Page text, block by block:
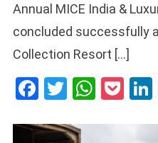
Annual MICE India &
concluded successfully
Collection Resort […]
Facebook
Twitter